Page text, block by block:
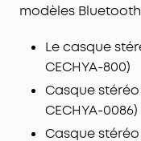
modèles
Le casque
CECHYA-800)
Casque stéréo
CECHYA-0086)
Casque